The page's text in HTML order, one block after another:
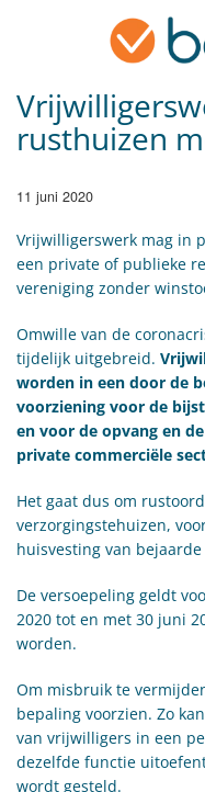
rusthuizen
11 juni 2020
Vrijwilligerswerk mag in
een private of publieke
vereniging zonder
Omwille van de
tijdelijk uitgebreid.
worden in een door de
voorziening voor de
en voor de opvang en
private commerciële
Het gaat dus om
verzorgingstehuizen,
huisvesting van
De versoepeling geldt
2020 tot en met 30 juni
worden.
Om misbruik te
bepaling voorzien. Zo
van vrijwilligers in een
dezelfde functie
wordt gesteld.